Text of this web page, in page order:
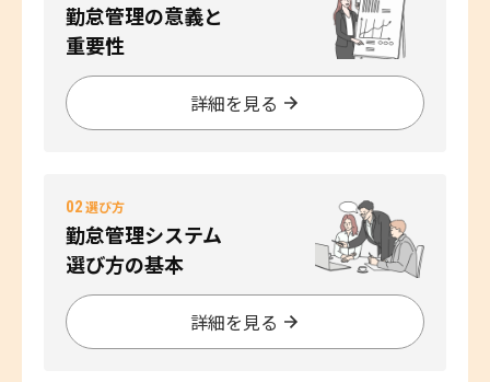
勤怠管理の意義と
重要性
詳細を見る
02選び方
勤怠管理システム
選び方の基本
詳細を見る